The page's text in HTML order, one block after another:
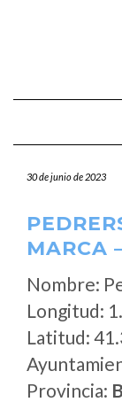
30 de junio de 2023
MARCA
Nombre:
Longitud:
Latitud:
Provincia: